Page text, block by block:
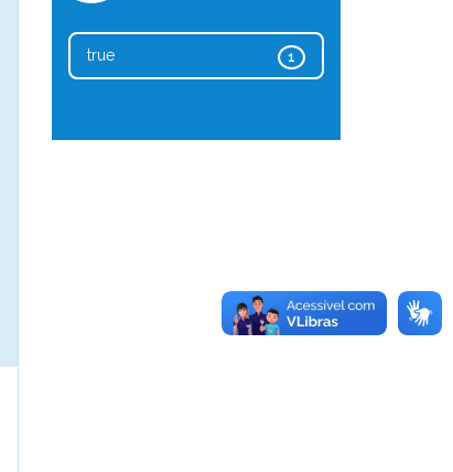
1
true